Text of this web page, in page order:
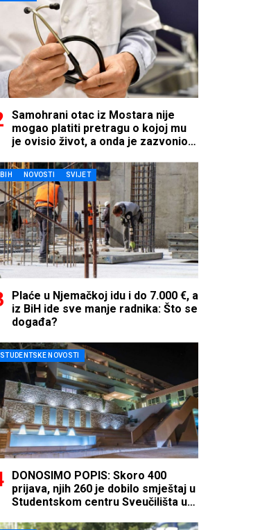
Samohrani otac iz Mostara nije
mogao platiti pretragu o kojoj mu
je ovisio život, a onda je zazvonio
BIH NOVOSTI SVIJET
Plaće u Njemačkoj idu i do 7.000 €, a
iz BiH ide sve manje radnika: Što se
događa?
STUDENTSKE NOVOSTI
DONOSIMO POPIS: Skoro 400
prijava, njih 260 je dobilo smještaj u
Studentskom centru Sveučilišta u